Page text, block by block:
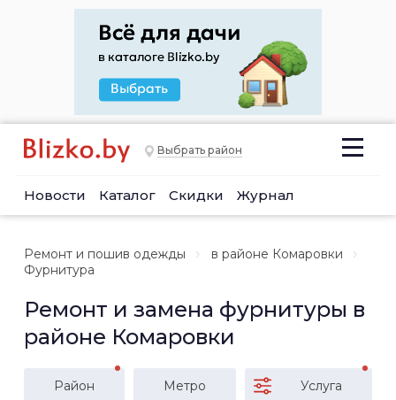
Выбрать район
Новости Каталог Скидки Журнал
Ремонт и пошив одежды
в районе Комаровки
Фурнитура
Ремонт и замена фурнитуры в
районе Комаровки
Район Метро Услуга